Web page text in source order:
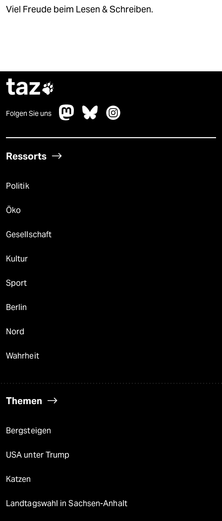
Viel Freude beim Lesen & Schreiben.
taz
Folgen Sie uns
Ressorts
Politik
Öko
Gesellschaft
Kultur
Sport
Berlin
Nord
Wahrheit
Themen
Bergsteigen
USA unter Trump
Katzen
Landtagswahl in Sachsen-Anhalt